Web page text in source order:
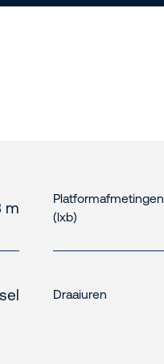
m
Platformafmetingen
(lxb)
Draaiuren